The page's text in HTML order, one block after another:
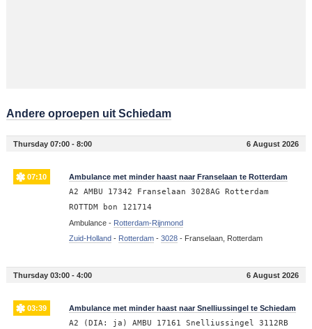
Andere oproepen uit Schiedam
Thursday 07:00 - 8:00 6 August 2026
07:10 Ambulance met minder haast naar Franselaan te Rotterdam
A2 AMBU 17342 Franselaan 3028AG Rotterdam
ROTTDM bon 121714
Ambulance - Rotterdam-Rijnmond
Zuid-Holland - Rotterdam- 3028- Franselaan, Rotterdam
Thursday 03:00 - 4:00 6 August 2026
03:39 Ambulance met minder haast naar Snelliussingel te Schiedam
A2 (DIA: ja) AMBU 17161 Snelliussingel 3112RB